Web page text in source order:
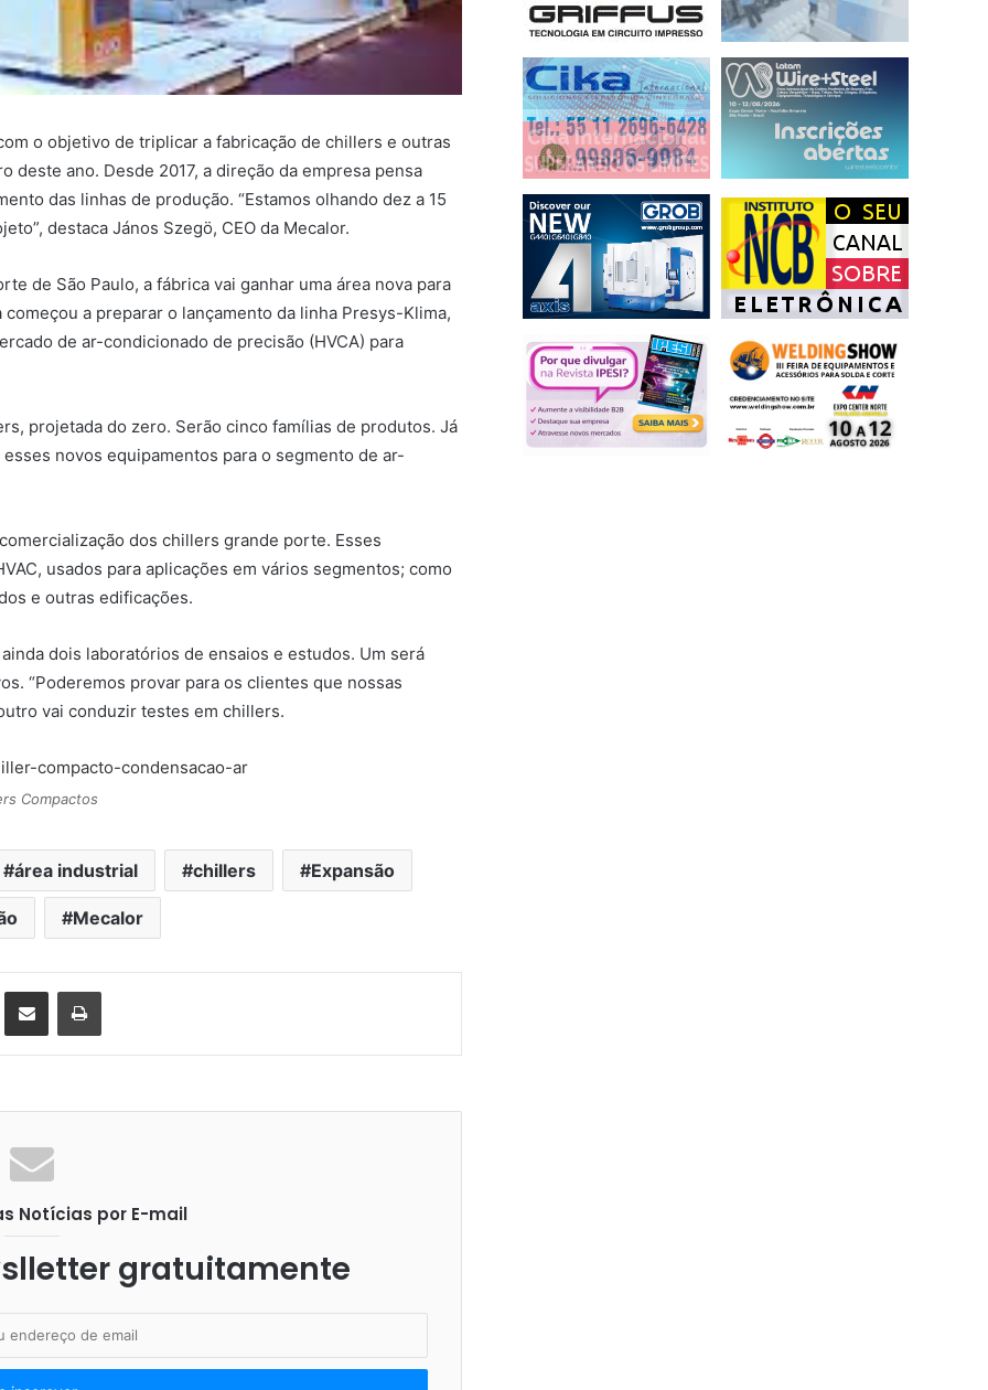
o objetivo de triplicar a fabricação de chillers e outras
deste ano. Desde 2017, a direção da empresa pensa
das linhas de produção. “Estamos olhando dez a 15
destaca János Szegö, CEO da Mecalor.
de São Paulo, a fábrica vai ganhar uma área nova para
a preparar o lançamento da linha Presys-Klima,
de ar-condicionado de precisão (HVCA) para
projetada do zero. Serão cinco famílias de produtos. Já
novos equipamentos para o segmento de ar-
dos chillers grande porte. Esses
usados para aplicações em vários segmentos; como
e outras edificações.
dois laboratórios de ensaios e estudos. Um será
“Poderemos provar para os clientes que nossas
vai conduzir testes em chillers.
Compactos
área industrial chillers Expansão
Mecalor
Notícias por E-mail
gratuitamente